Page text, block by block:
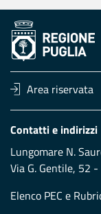
Area riservata
Contatti e indirizzi
Lungomare N.
Via G. Gentile, 52
Elenco PEC e